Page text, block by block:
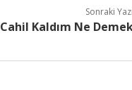
Sonraki Yazı
Cahil Kaldım Ne